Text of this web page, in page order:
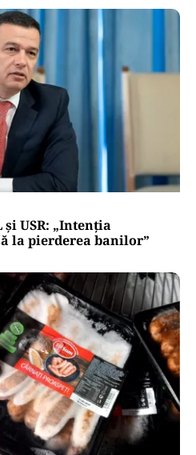
USR: „Intenția
la pierderea banilor”